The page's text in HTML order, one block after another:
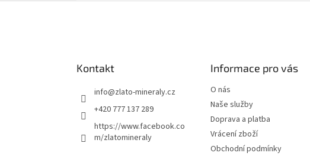
Kontakt
info@zlato-mineraly.cz
+420 777 137 289
https://www.facebook.co
m/zlatomineraly
Informace pro vás
O nás
Naše služby
Doprava a platba
Vrácení zboží
Obchodní podmínky